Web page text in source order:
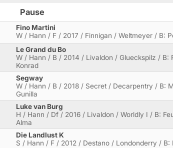
Pause
Fino Martini
W / Hann / F / 2017 / Finnigan / Weltmeyer / B:
Le Grand du Bo
W / Hann / B / 2014 / Livaldon / Glueckspilz / B:
Konrad
Segway
W / Hann / B / 2018 / Secret / Decarpentry / B:
Gunilla
Luke van Burg
H / Hann / Df / 2016 / Livaldon / Worldly I / B:
Alma
Die Landlust K
S / Hann / F / 2012 / Destano / Londonderry / B: